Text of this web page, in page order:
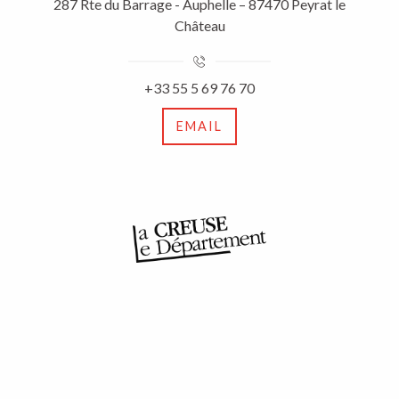
287 Rte du Barrage - Auphelle – 87470 Peyrat le
Château
+33 55 5 69 76 70
EMAIL